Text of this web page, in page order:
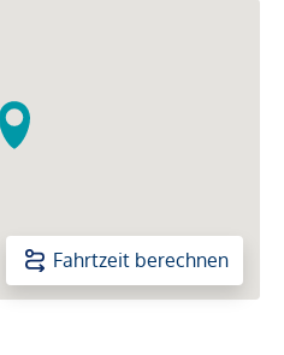
Fahrtzeit berechnen